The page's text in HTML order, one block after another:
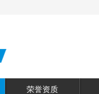
荣誉资质